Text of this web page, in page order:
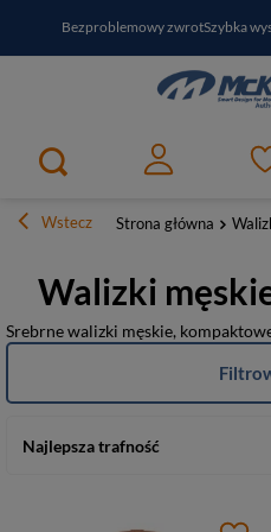
Bezproblemowy zwrotSzybka
PayPo - kup i zapłać za30 dni
Wstecz Strona główna
Walizki
Srebrne walizki męskie,
Najlepsza trafność